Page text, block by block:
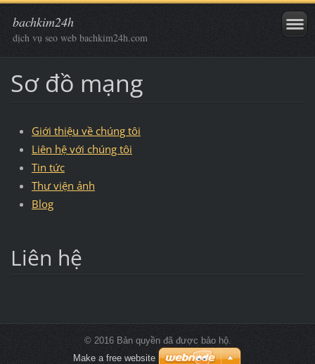
bachkim24h
dịch vụ seo web bachkim24h.com
Sơ đồ mạng
Giới thiệu về chúng tôi
Liên hệ với chúng tôi
Tin tức
Thư viện ảnh
Blog
Liên hệ
© 2016 Bản quyền đã được bảo hộ.
Make a free website